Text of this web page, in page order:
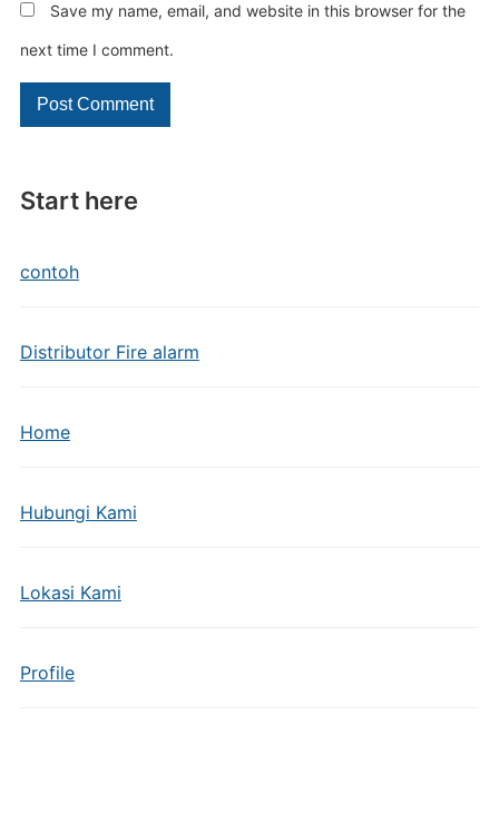
Start here
contoh
Distributor Fire alarm
Home
Hubungi Kami
Lokasi Kami
Profile
Save my name, email, and website in this browser for the
next time I comment.